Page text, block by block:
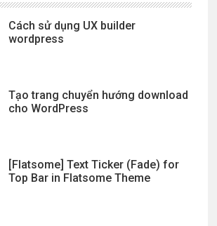
Cách sử dụng UX builder
wordpress
Tạo trang chuyển hướng download
cho WordPress
[Flatsome] Text Ticker (Fade) for
Top Bar in Flatsome Theme